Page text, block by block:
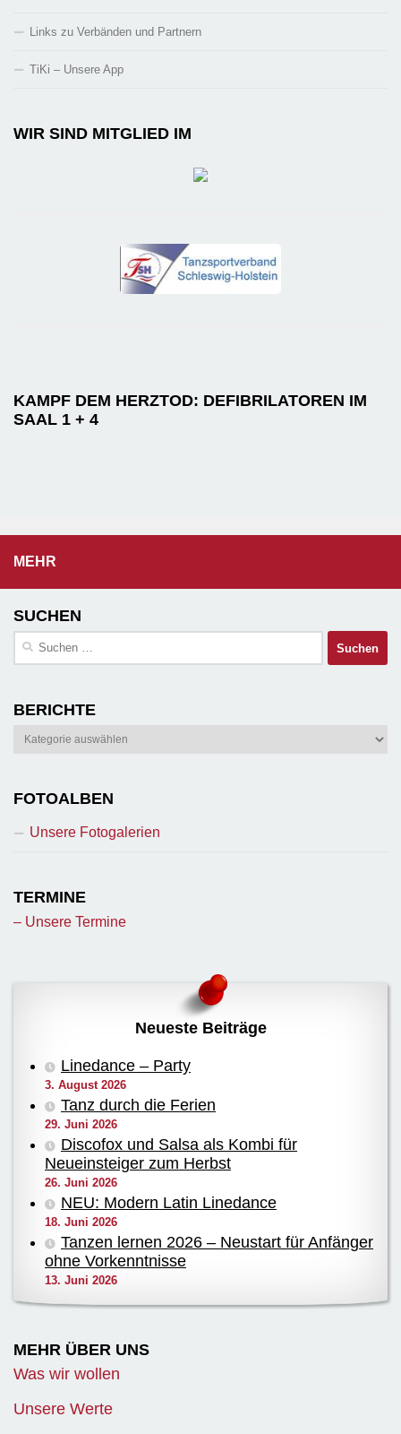
Links zu Verbänden und Partnern
TiKi – Unsere App
WIR SIND MITGLIED IM
KAMPF DEM HERZTOD: DEFIBRILATOREN IM
SAAL 1 + 4
MEHR
SUCHEN
Suchen
BERICHTE
Berichte
FOTOALBEN
Unsere Fotogalerien
TERMINE
– Unsere Termine
Neueste Beiträge
Linedance – Party
3. August 2026
Tanz durch die Ferien
29. Juni 2026
Discofox und Salsa als Kombi für
Neueinsteiger zum Herbst
26. Juni 2026
NEU: Modern Latin Linedance
18. Juni 2026
Tanzen lernen 2026 – Neustart für Anfänger
ohne Vorkenntnisse
13. Juni 2026
MEHR ÜBER UNS
Was wir wollen
Unsere Werte